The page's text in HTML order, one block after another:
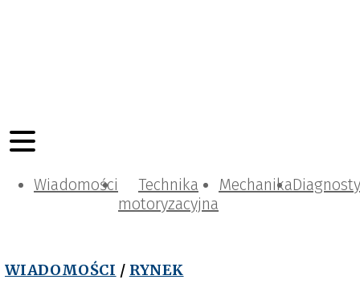
Wiadomości
Technika
motoryzacyjna
Mechanika
WIADOMOŚCI / RYNEK